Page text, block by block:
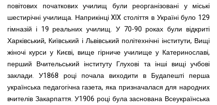
повітових початкових училищ були реорганізовані у міські
шестирічні училища. Наприкінці XIX століття в Україні було 129
гімназій і 19 реальних училищ. У 70-90 роках були відкриті
Харківський, Київський і Львівський політехнічні інститути, Вищі
жіночі курси у Києві, вище гірниче училище у Катеринославі,
перший Вчительський інституту Глухові та інші вищі учбові
заклади. У1868 році почала виходити в Будапешті перша
українська педагогічна газета, яка призначалася для народних
вчителів Закарпаття. У1906 році була заснована Всеукраїнська